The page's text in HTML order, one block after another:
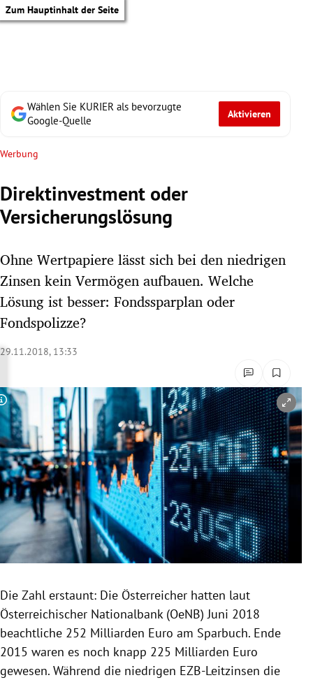
Zum Hauptinhalt der Seite
Untermenü
Untermenü
Untermenü
Untermenü
Untermenü
Untermenü
Untermenü
Untermenü
Untermenü
Untermenü
Wählen Sie KURIER als bevorzugte
Google-Quelle
Aktivieren
Werbung
Direktinvestment oder
Versicherungslösung
Ohne Wertpapiere lässt sich bei den niedrigen
Zinsen kein Vermögen aufbauen. Welche
Lösung ist besser: Fondssparplan oder
Fondspolizze?
29.11.2018, 13:33
Copyright-Hinweis öffnen/schließen
Die Zahl erstaunt: Die Österreicher hatten laut
Österreichischer Nationalbank (OeNB) Juni 2018
beachtliche 252 Milliarden Euro am Sparbuch. Ende
2015 waren es noch knapp 225 Milliarden Euro
gewesen. Während die niedrigen EZB-Leitzinsen die